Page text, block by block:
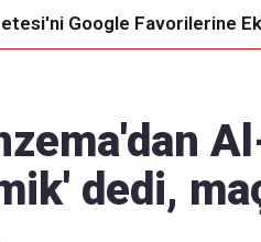
Google Favorilerine
dedi,